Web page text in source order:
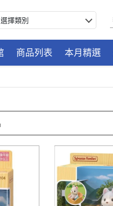
選擇類別
商品列表 本月精選